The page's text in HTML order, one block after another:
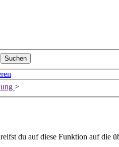
>
du auf diese Funktion auf die